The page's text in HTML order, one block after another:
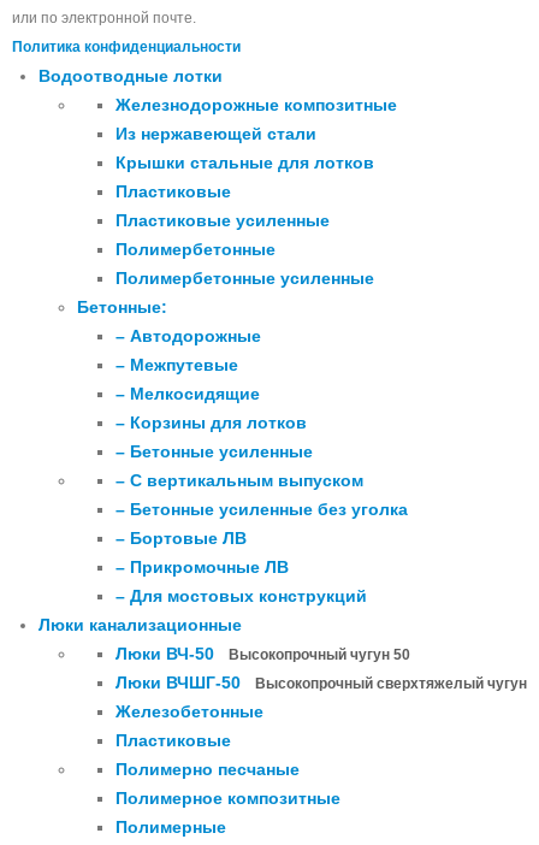
или по электронной почте.
Политика конфиденциальности
Водоотводные лотки
Железнодорожные композитные
Из нержавеющей стали
Крышки стальные для лотков
Пластиковые
Пластиковые усиленные
Полимербетонные
Полимербетонные усиленные
Бетонные:
– Автодорожные
– Межпутевые
– Мелкосидящие
– Корзины для лотков
– Бетонные усиленные
– С вертикальным выпуском
– Бетонные усиленные без уголка
– Бортовые ЛВ
– Прикромочные ЛВ
– Для мостовых конструкций
Люки канализационные
Люки ВЧ-50
Высокопрочный чугун 50
Люки ВЧШГ-50 Высокопрочный сверхтяжелый чугун
Железобетонные
Пластиковые
Полимерно песчаные
Полимерное композитные
Полимерные